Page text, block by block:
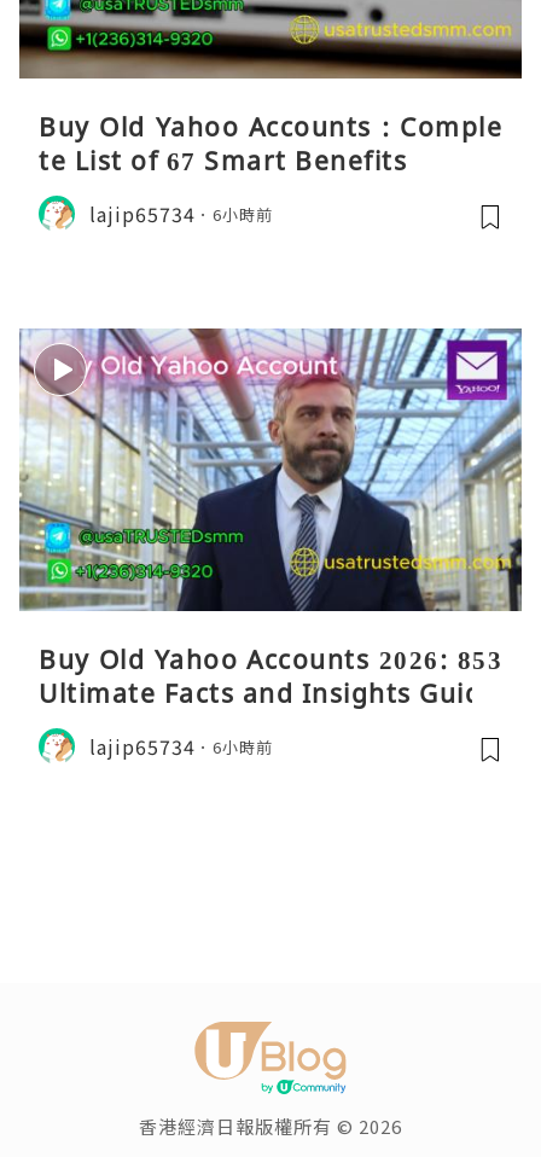
Buy Old Yahoo Accounts : Comple
te List of 67 Smart Benefits
lajip65734 6小時前
Buy Old Yahoo Accounts 2026: 853
Ultimate Facts and Insights Guide
lajip65734 6小時前
香港經濟日報版權所有 © 2026